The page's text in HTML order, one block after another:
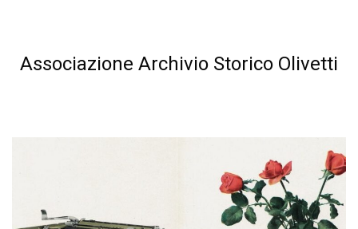
Associazione Archivio Storico Olivetti